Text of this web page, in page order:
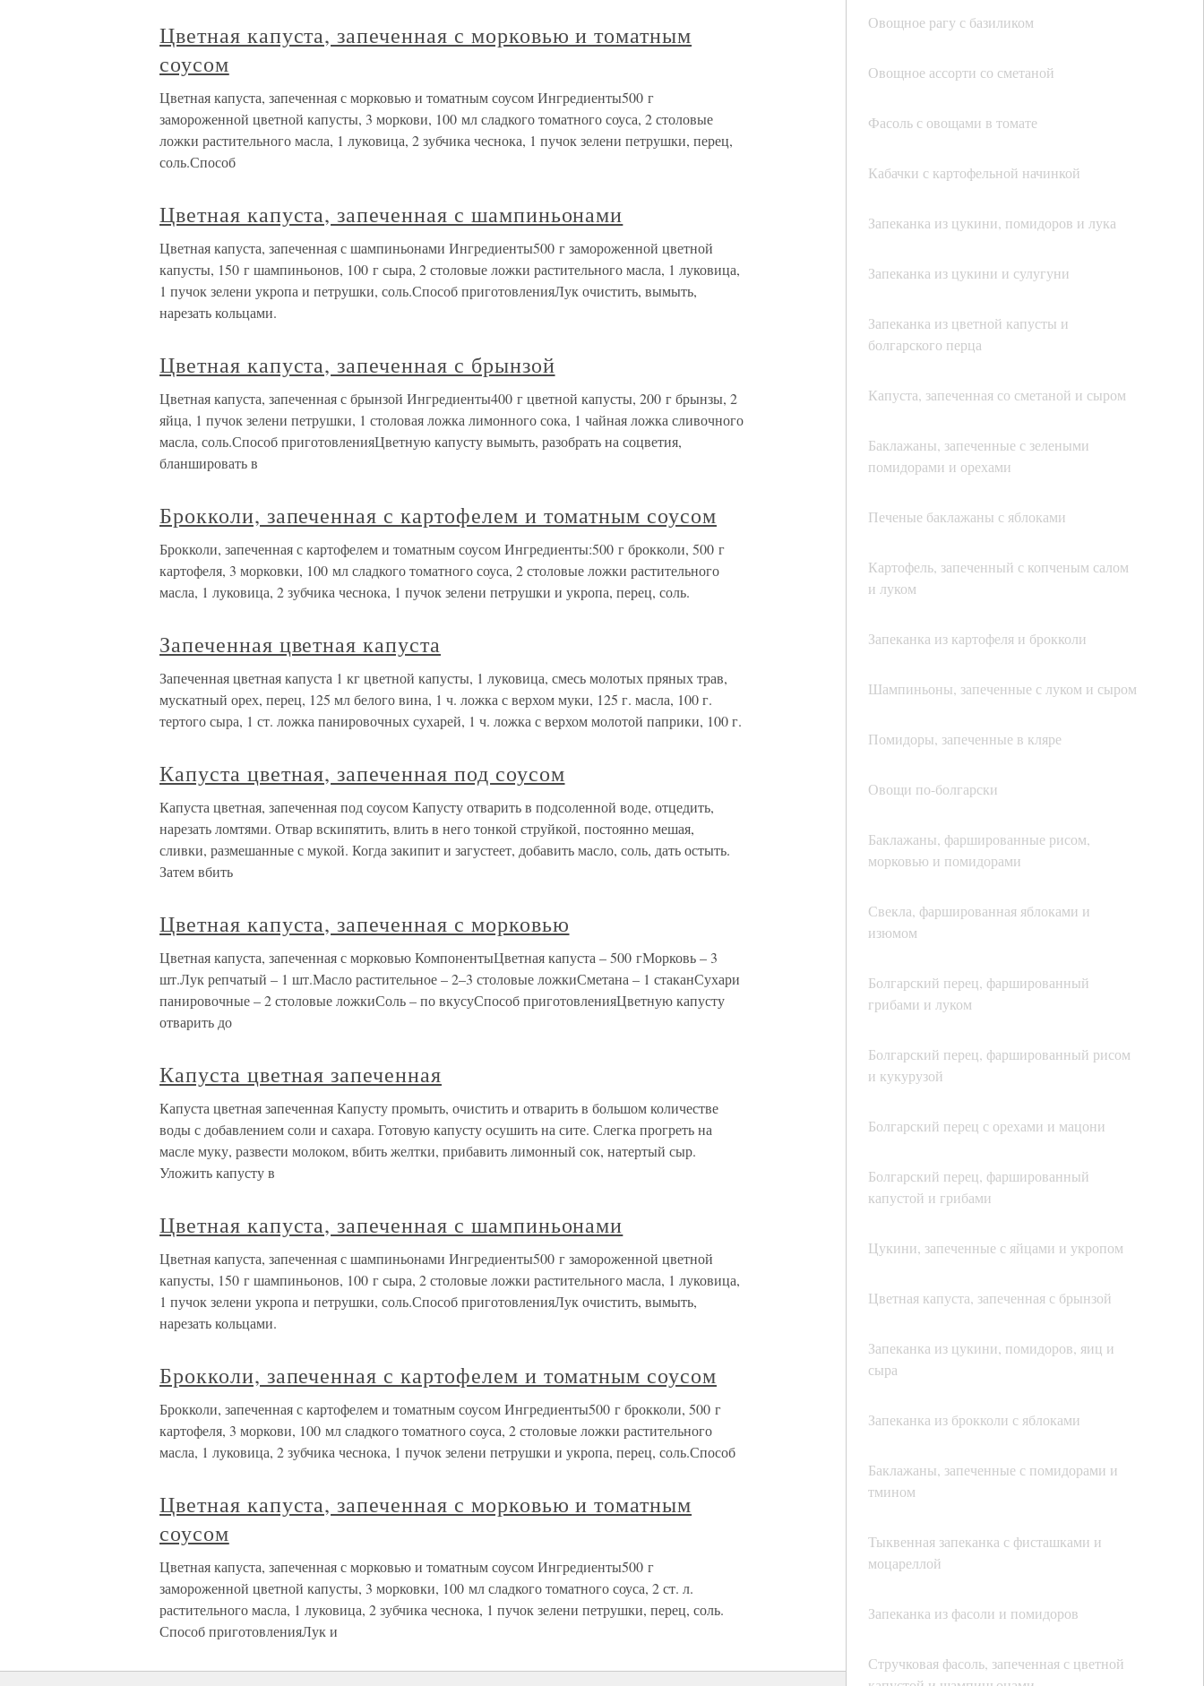
Овощное рагу с базиликом
Овощное ассорти со сметаной
Фасоль с овощами в томате
Кабачки с картофельной начинкой
Запеканка из цукини, помидоров и лука
Запеканка из цукини и сулугуни
Запеканка из цветной капусты и
болгарского перца
Капуста, запеченная со сметаной и сыром
Баклажаны, запеченные с зелеными
помидорами и орехами
Печеные баклажаны с яблоками
Картофель, запеченный с копченым салом
и луком
Запеканка из картофеля и брокколи
Шампиньоны, запеченные с луком и сыром
Помидоры, запеченные в кляре
Овощи по-болгарски
Баклажаны, фаршированные рисом,
морковью и помидорами
Свекла, фаршированная яблоками и
изюмом
Болгарский перец, фаршированный
грибами и луком
Болгарский перец, фаршированный рисом
и кукурузой
Болгарский перец с орехами и мацони
Болгарский перец, фаршированный
капустой и грибами
Цукини, запеченные с яйцами и укропом
Цветная капуста, запеченная с брынзой
Запеканка из цукини, помидоров, яиц и
сыра
Запеканка из брокколи с яблоками
Баклажаны, запеченные с помидорами и
тмином
Тыквенная запеканка с фисташками и
моцареллой
Запеканка из фасоли и помидоров
Стручковая фасоль, запеченная с цветной
Цветная капуста, запеченная с морковью и томатным
соусом
Цветная капуста, запеченная с морковью и томатным соусом Ингредиенты500 г
замороженной цветной капусты, 3 моркови, 100 мл сладкого томатного соуса, 2 столовые
ложки растительного масла, 1 луковица, 2 зубчика чеснока, 1 пучок зелени петрушки, перец,
соль.Способ
Цветная капуста, запеченная с шампиньонами
Цветная капуста, запеченная с шампиньонами Ингредиенты500 г замороженной цветной
капусты, 150 г шампиньонов, 100 г сыра, 2 столовые ложки растительного масла, 1 луковица,
1 пучок зелени укропа и петрушки, соль.Способ приготовленияЛук очистить, вымыть,
нарезать кольцами.
Цветная капуста, запеченная с брынзой
Цветная капуста, запеченная с брынзой Ингредиенты400 г цветной капусты, 200 г брынзы, 2
яйца, 1 пучок зелени петрушки, 1 столовая ложка лимонного сока, 1 чайная ложка сливочного
масла, соль.Способ приготовленияЦветную капусту вымыть, разобрать на соцветия,
бланшировать в
Брокколи, запеченная с картофелем и томатным соусом
Брокколи, запеченная с картофелем и томатным соусом Ингредиенты:500 г брокколи, 500 г
картофеля, 3 морковки, 100 мл сладкого томатного соуса, 2 столовые ложки растительного
масла, 1 луковица, 2 зубчика чеснока, 1 пучок зелени петрушки и укропа, перец, соль.
Запеченная цветная капуста
Запеченная цветная капуста 1 кг цветной капусты, 1 луковица, смесь молотых пряных трав,
мускатный орех, перец, 125 мл белого вина, 1 ч. ложка с верхом муки, 125 г. масла, 100 г.
тертого сыра, 1 ст. ложка панировочных сухарей, 1 ч. ложка с верхом молотой паприки, 100 г.
Капуста цветная, запеченная под соусом
Капуста цветная, запеченная под соусом Капусту отварить в подсоленной воде, отцедить,
нарезать ломтями. Отвар вскипятить, влить в него тонкой струйкой, постоянно мешая,
сливки, размешанные с мукой. Когда закипит и загустеет, добавить масло, соль, дать остыть.
Затем вбить
Цветная капуста, запеченная с морковью
Цветная капуста, запеченная с морковью КомпонентыЦветная капуста – 500 гМорковь – 3
шт.Лук репчатый – 1 шт.Масло растительное – 2–3 столовые ложкиСметана – 1 стаканСухари
панировочные – 2 столовые ложкиСоль – по вкусуСпособ приготовленияЦветную капусту
отварить до
Капуста цветная запеченная
Капуста цветная запеченная Капусту промыть, очистить и отварить в большом количестве
воды с добавлением соли и сахара. Готовую капусту осушить на сите. Слегка прогреть на
масле муку, развести молоком, вбить желтки, прибавить лимонный сок, натертый сыр.
Уложить капусту в
Цветная капуста, запеченная с шампиньонами
Цветная капуста, запеченная с шампиньонами Ингредиенты500 г замороженной цветной
капусты, 150 г шампиньонов, 100 г сыра, 2 столовые ложки растительного масла, 1 луковица,
1 пучок зелени укропа и петрушки, соль.Способ приготовленияЛук очистить, вымыть,
нарезать кольцами.
Брокколи, запеченная с картофелем и томатным соусом
Брокколи, запеченная с картофелем и томатным соусом Ингредиенты500 г брокколи, 500 г
картофеля, 3 моркови, 100 мл сладкого томатного соуса, 2 столовые ложки растительного
масла, 1 луковица, 2 зубчика чеснока, 1 пучок зелени петрушки и укропа, перец, соль.Способ
Цветная капуста, запеченная с морковью и томатным
соусом
Цветная капуста, запеченная с морковью и томатным соусом Ингредиенты500 г
замороженной цветной капусты, 3 морковки, 100 мл сладкого томатного соуса, 2 ст. л.
растительного масла, 1 луковица, 2 зубчика чеснока, 1 пучок зелени петрушки, перец, соль.
Способ приготовленияЛук и